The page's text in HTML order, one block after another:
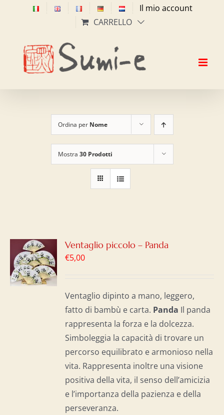
Il mio account
CARRELLO
Ordina per Nome
Mostra 30 Prodotti
Ventaglio piccolo – Panda
€5,00
Ventaglio dipinto a mano, leggero,
fatto di bambù e carta. Panda Il panda
rappresenta la forza e la dolcezza.
Simboleggia la capacità di trovare un
percorso equilibrato e armonioso nella
vita. Rappresenta inoltre una visione
positiva della vita, il senso dell’amicizia
e l’importanza della pazienza e della
perseveranza.